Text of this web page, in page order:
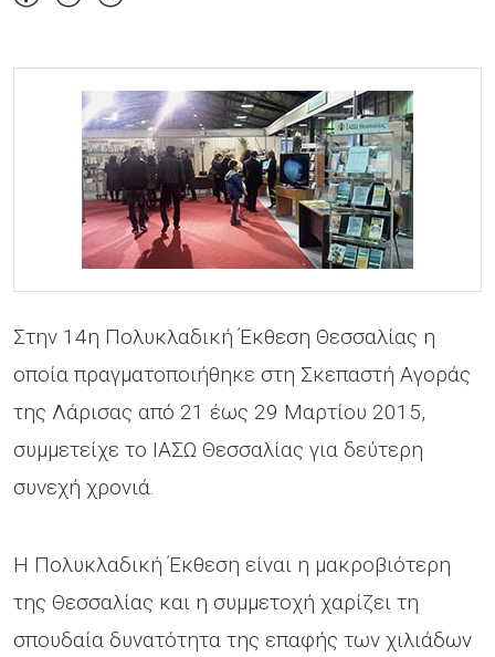
Στην 14η Πολυκλαδική Έκθεση Θεσσαλίας η
οποία πραγματοποιήθηκε στη Σκεπαστή Αγοράς
της Λάρισας από 21 έως 29 Μαρτίου 2015,
συμμετείχε το ΙΑΣΩ Θεσσαλίας για δεύτερη
συνεχή χρονιά.
Η Πολυκλαδική Έκθεση είναι η μακροβιότερη
της Θεσσαλίας και η συμμετοχή χαρίζει τη
σπουδαία δυνατότητα της επαφής των χιλιάδων